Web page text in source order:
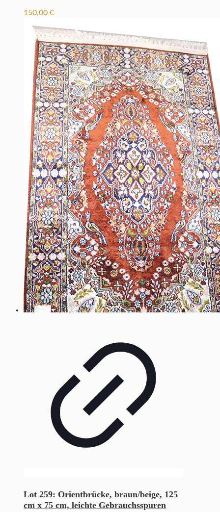
150,00 €
Lot 259: Orientbrücke, braun/beige, 125
cm x 75 cm, leichte Gebrauchsspuren